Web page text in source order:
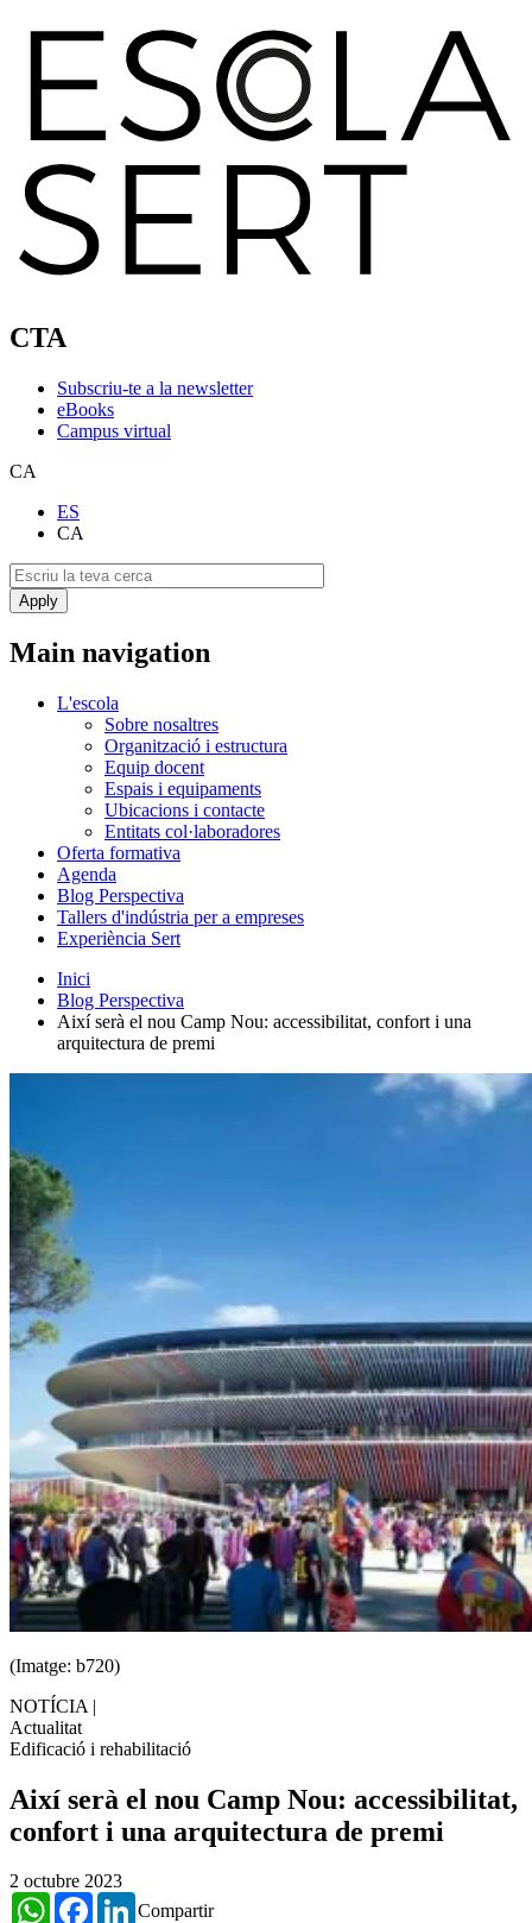
CTA
Subscriu-te a la newsletter
eBooks
Campus virtual
CA
ES
CA
Main navigation
L'escola
Sobre nosaltres
Organització i estructura
Equip docent
Espais i equipaments
Ubicacions i contacte
Entitats col·laboradores
Oferta formativa
Agenda
Blog Perspectiva
Tallers d'indústria per a empreses
Experiència Sert
Inici
Blog Perspectiva
Així serà el nou Camp Nou: accessibilitat, confort i una
arquitectura de premi
(Imatge: b720)
NOTÍCIA |
Actualitat
Edificació i rehabilitació
Així serà el nou Camp Nou: accessibilitat,
confort i una arquitectura de premi
2 octubre 2023
Compartir
WhatsAppFacebookLinkedIn